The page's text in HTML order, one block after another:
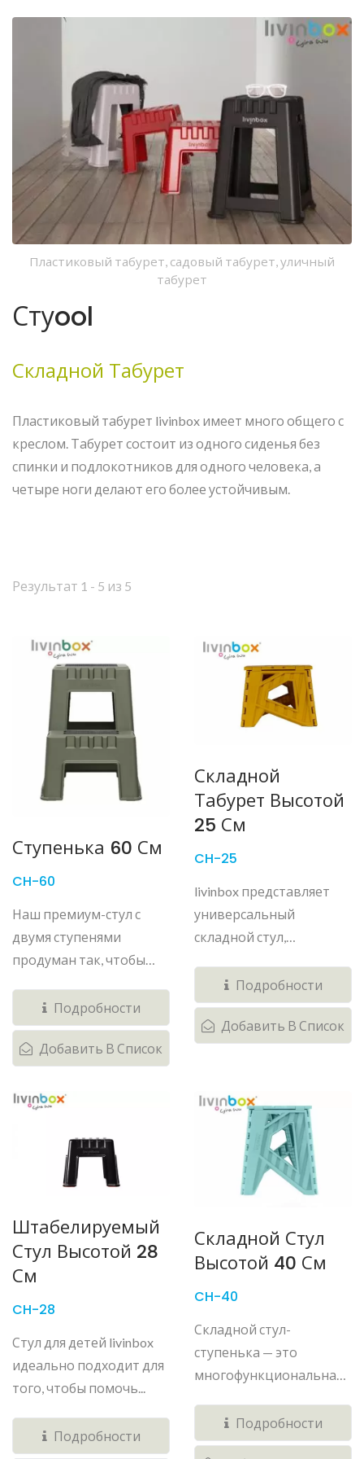
Пластиковый табурет, садовый табурет, уличный
табурет
Стуool
Складной Табурет
Пластиковый табурет livinbox имеет много общего с
креслом. Табурет состоит из одного сиденья без
спинки и подлокотников для одного человека, а
четыре ноги делают его более устойчивым.
Результат 1 - 5 из 5
Ступенька 60 См
CH-60
Наш премиум-стул с
двумя ступенями
продуман так, чтобы
Подробности
Добавить В Список
Складной
Табурет Высотой
25 См
CH-25
livinbox представляет
универсальный
складной стул,
Подробности
Добавить В Список
Штабелируемый
Стул Высотой 28
См
CH-28
Стул для детей livinbox
идеально подходит для
того, чтобы помочь...
Подробности
Складной Стул
Высотой 40 См
CH-40
Складной стул-
ступенька — это
многофункциональная
Подробности